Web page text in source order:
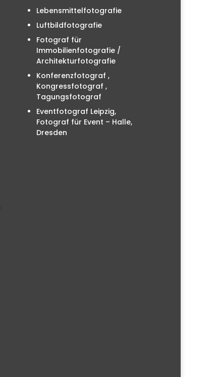
Lebensmittelfotografie
Luftbildfotografie
Fotograf für
Immobilienfotografie /
Architekturfotografie
Konferenzfotograf ,
Kongressfotograf ,
Tagungsfotograf
Eventfotograf Leipzig,
Fotograf für Event – Halle,
Dresden